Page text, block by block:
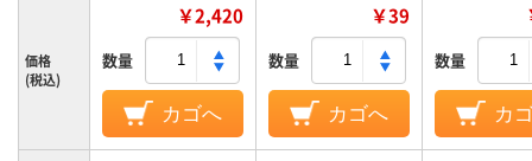
価格
(税込)
￥2,420
数量
カゴへ
￥39
数量
カゴへ
数量
カ